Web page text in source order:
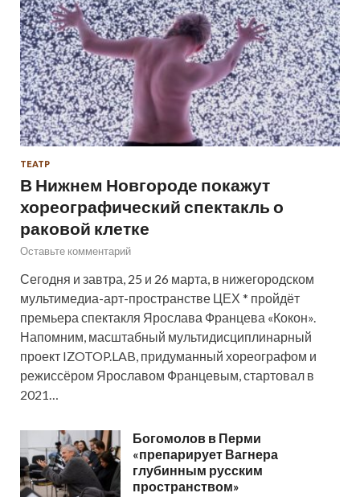
ТЕАТР
В Нижнем Новгороде покажут
хореографический спектакль о
раковой клетке
Оставьте комментарий
Сегодня и завтра, 25 и 26 марта, в нижегородском
мультимедиа-арт-пространстве ЦЕХ * пройдёт
премьера спектакля Ярослава Францева «Кокон».
Напомним, масштабный мультидисциплинарный
проект IZOTOP.LAB, придуманный хореографом и
режиссёром Ярославом Францевым, стартовал в
2021…
Богомолов в Перми
«препарирует Вагнера
глубинным русским
пространством»